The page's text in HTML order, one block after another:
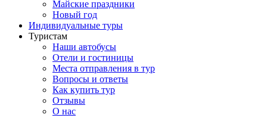
Майские праздники
Новый год
Индивидуальные туры
Туристам
Наши автобусы
Отели и гостиницы
Места отправления в тур
Вопросы и ответы
Как купить тур
Отзывы
О нас